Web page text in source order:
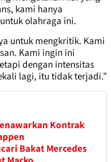
kami hanya
olahraga ini.
untuk mengkritik. Kami
Kami ingin ini
dengan intensitas
lagi, itu tidak terjadi.”
Kontrak
Bakat Mercedes